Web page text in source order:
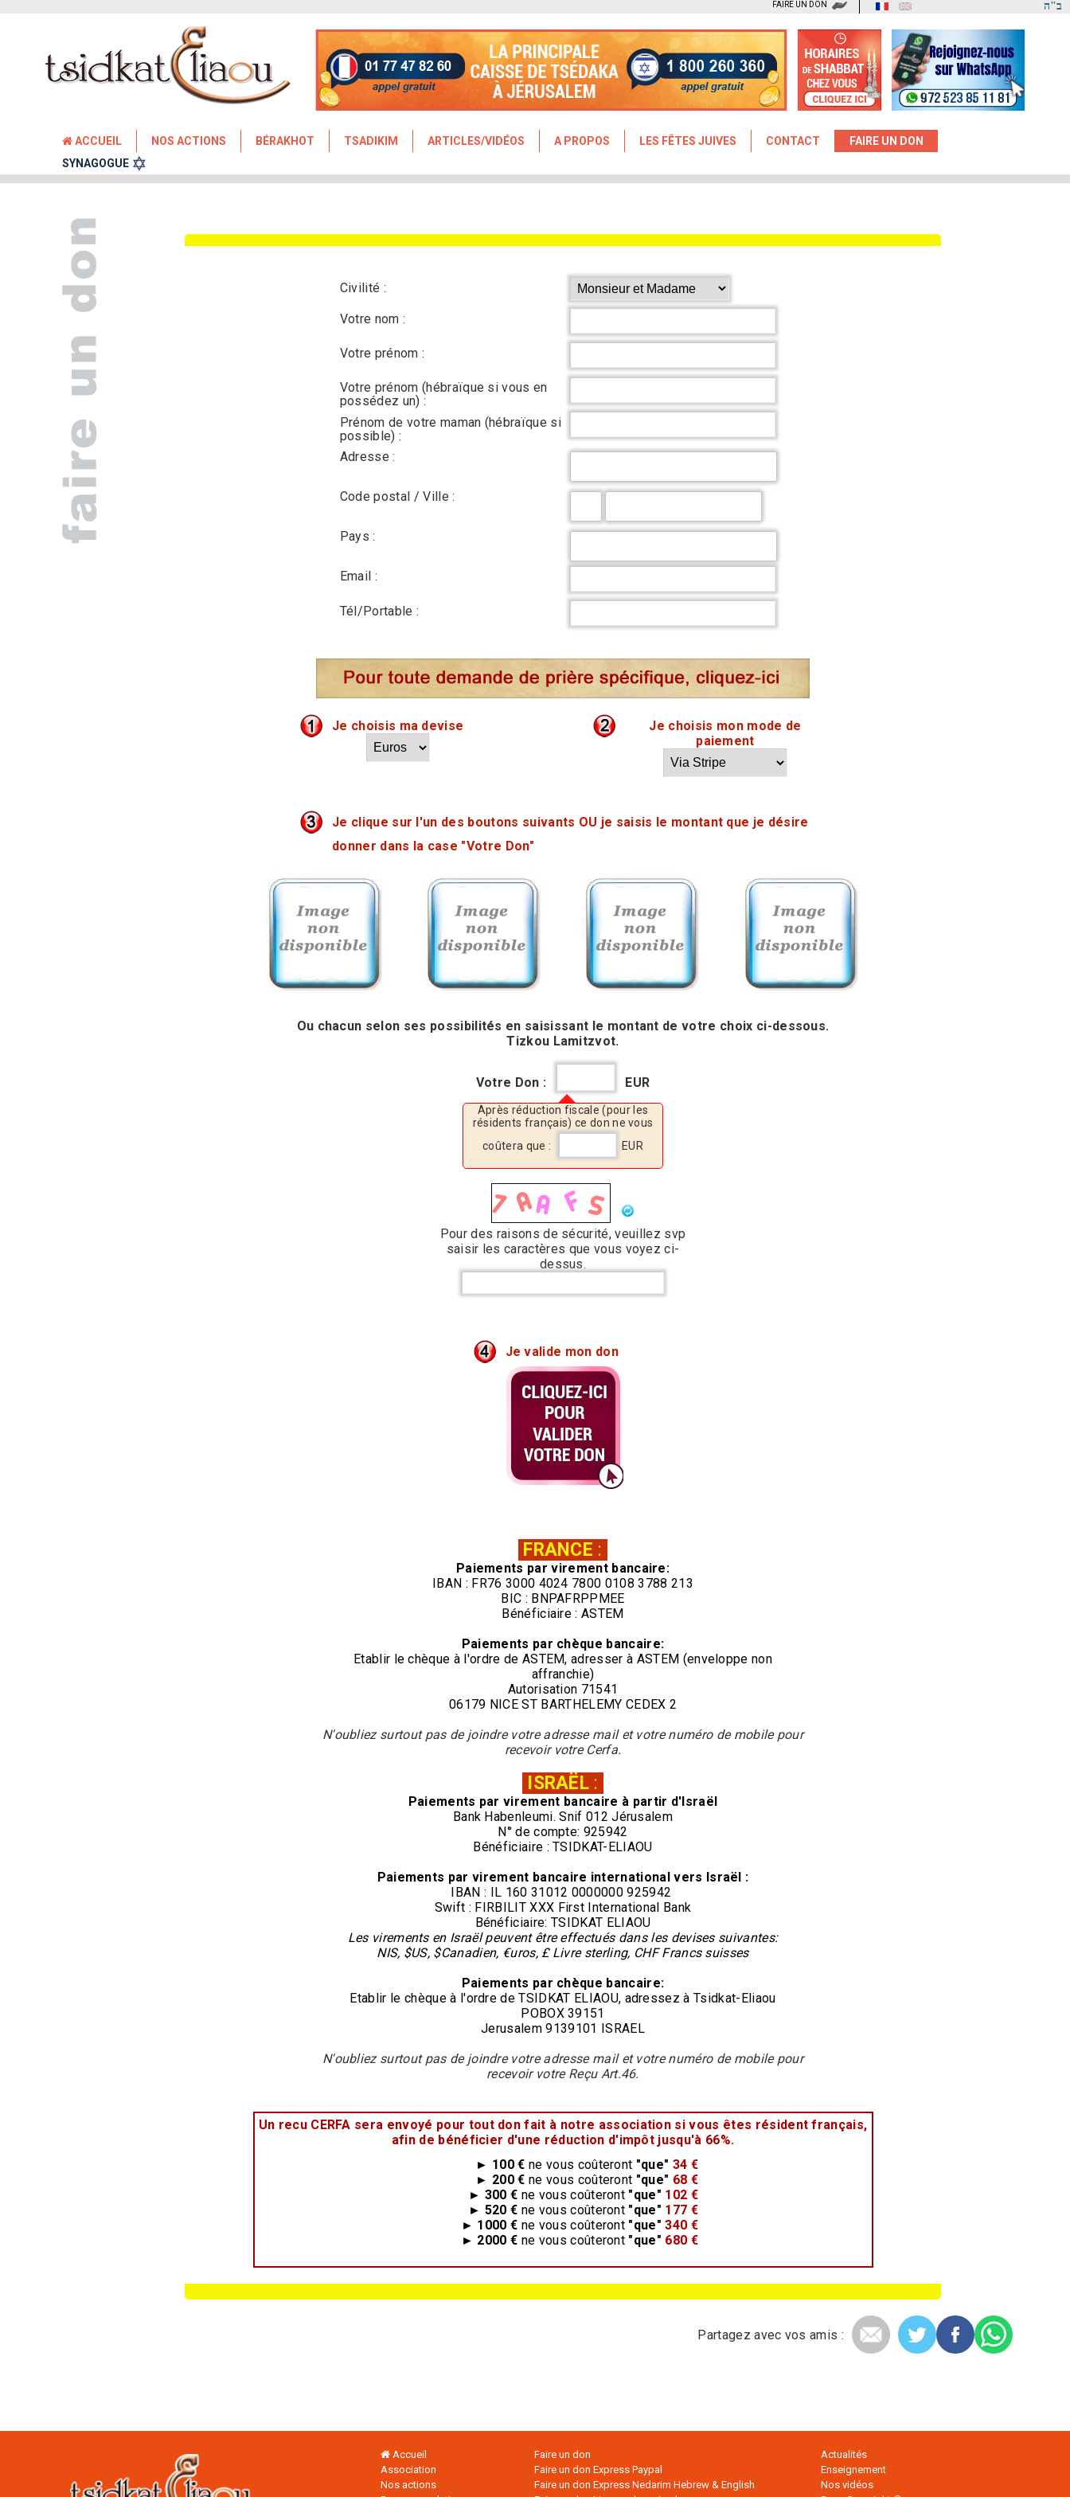
ב"ה FAIRE UN DON
ACCUEIL NOS ACTIONS BÉRAKHOT TSADIKIM ARTICLES/VIDÉOS A PROPOS LES FÊTES JUIVES CONTACT
FAIRE UN DON
SYNAGOGUE
Civilité :
Votre nom :
Votre prénom :
Votre prénom (hébraïque si vous en
possédez un) :
Prénom de votre maman (hébraïque si
possible) :
Adresse :
Code postal / Ville :
Pays :
Email :
Tél/Portable :
Je choisis ma devise
Je choisis mon mode de
paiement
Je clique sur l'un des boutons suivants OU je saisis le montant que je désire
donner dans la case "Votre Don"
Ou chacun selon ses possibilités en saisissant le montant de votre choix ci-dessous.
Tizkou Lamitzvot.
Votre Don : EUR
Après réduction fiscale (pour les
résidents français) ce don ne vous
coûtera que :
EUR
Pour des raisons de sécurité, veuillez svp
saisir les caractères que vous voyez ci-
dessus.
Je valide mon don
FRANCE :
Paiements par virement bancaire:
IBAN : FR76 3000 4024 7800 0108 3788 213
BIC : BNPAFRPPMEE
Bénéficiaire : ASTEM
Paiements par chèque bancaire:
Etablir le chèque à l'ordre de ASTEM, adresser à ASTEM (enveloppe non
affranchie)
Autorisation 71541
06179 NICE ST BARTHELEMY CEDEX 2
N'oubliez surtout pas de joindre votre adresse mail et votre numéro de mobile pour
recevoir votre Cerfa.
ISRAËL :
Paiements par virement bancaire à partir d'Israël
Bank Habenleumi. Snif 012 Jérusalem
N° de compte: 925942
Bénéficiaire : TSIDKAT-ELIAOU
Paiements par virement bancaire international vers Israël :
IBAN : IL 160 31012 0000000 925942
Swift : FIRBILIT XXX First International Bank
Bénéficiaire: TSIDKAT ELIAOU
Les virements en Israël peuvent être effectués dans les devises suivantes:
NIS, $US, $Canadien, €uros, £ Livre sterling, CHF Francs suisses
Paiements par chèque bancaire:
Etablir le chèque à l'ordre de TSIDKAT ELIAOU, adressez à Tsidkat-Eliaou
POBOX 39151
Jerusalem 9139101 ISRAEL
N'oubliez surtout pas de joindre votre adresse mail et votre numéro de mobile pour
recevoir votre Reçu Art.46.
Un recu CERFA sera envoyé pour tout don fait à notre association si vous êtes résident français,
afin de bénéficier d'une réduction d'impôt jusqu'à 66%.
► 100 € ne vous coûteront "que" 34 €
► 200 € ne vous coûteront "que" 68 €
► 300 € ne vous coûteront "que" 102 €
► 520 € ne vous coûteront "que" 177 €
► 1000 € ne vous coûteront "que" 340 €
► 2000 € ne vous coûteront "que" 680 €
Partagez avec vos amis :
Accueil
Association
Nos actions
Faire un don
Faire un don Express Paypal
Faire un don Express Nedarim Hebrew & English
Actualités
Enseignement
Nos vidéos